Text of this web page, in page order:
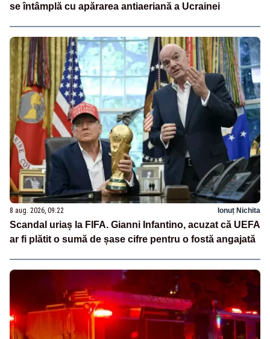
se întâmplă cu apărarea antiaeriană a Ucrainei
8 aug. 2026, 09:22 Ionuț Nichita
Scandal uriaș la FIFA. Gianni Infantino, acuzat că UEFA
ar fi plătit o sumă de șase cifre pentru o fostă angajată